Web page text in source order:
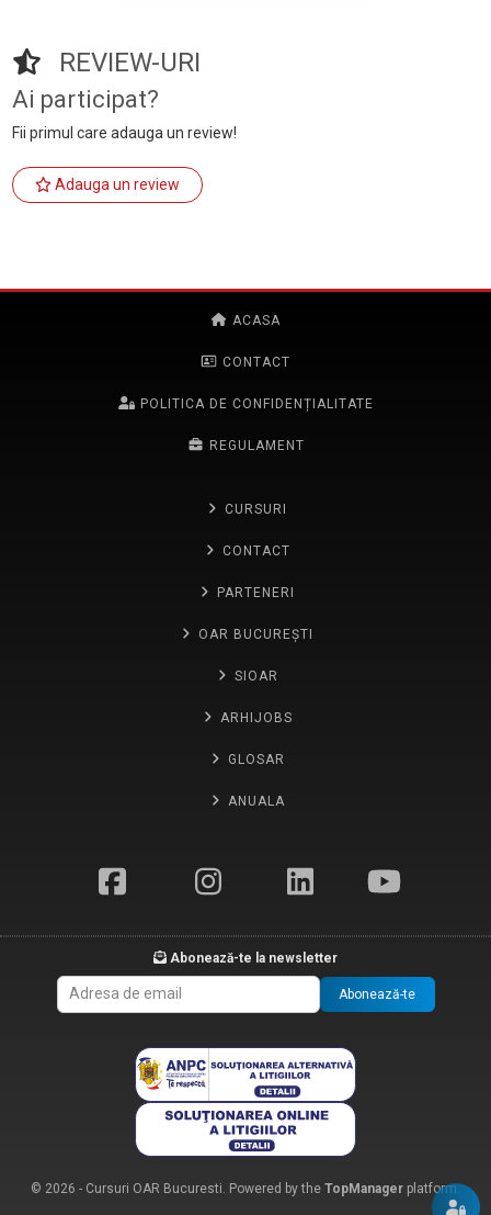
REVIEW-URI
Ai participat?
Fii primul care adauga un review!
Adauga un review
ACASA
CONTACT
POLITICA DE CONFIDENȚIALITATE
REGULAMENT
CURSURI
CONTACT
PARTENERI
OAR BUCUREȘTI
SIOAR
ARHIJOBS
GLOSAR
ANUALA
Abonează-te la newsletter
Abonează-te
© 2026 - Cursuri OAR Bucuresti. Powered by the TopManager platform.